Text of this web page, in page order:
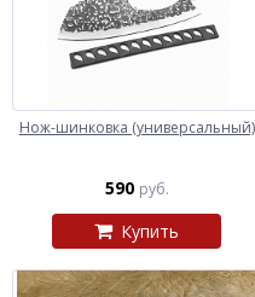
Нож-шинковка (универсальный)
590 руб.
Купить